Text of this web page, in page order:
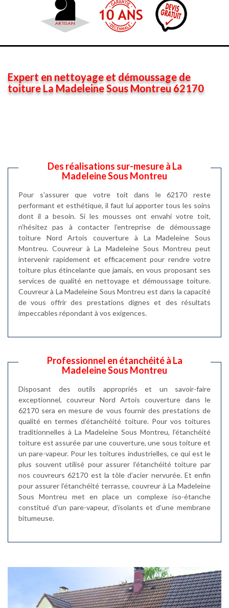
Expert en nettoyage et démoussage de
toiture La Madeleine Sous Montreu 62170
Des réalisations sur-mesure à La
Madeleine Sous Montreu
Pour s’assurer que votre toit dans le 62170 reste
performant et esthétique, il faut lui apporter tous les soins
dont il a besoin. Si les mousses ont envahi votre toit,
n’hésitez pas à contacter l’entreprise de démoussage
toiture Nord Artois couverture à La Madeleine Sous
Montreu. Couvreur à La Madeleine Sous Montreu peut
intervenir rapidement et efficacement pour rendre votre
toiture plus étincelante que jamais, en vous proposant ses
services de qualité en nettoyage et démoussage toiture.
Couvreur à La Madeleine Sous Montreu est dans la capacité
de vous offrir des prestations dignes et des résultats
impeccables répondant à vos exigences.
Professionnel en étanchéité à La
Madeleine Sous Montreu
Disposant des outils appropriés et un savoir-faire
exceptionnel, couvreur Nord Artois couverture dans le
62170 sera en mesure de vous fournir des prestations de
qualité en termes d’étanchéité toiture. Pour vos toitures
traditionnelles à La Madeleine Sous Montreu, l’étanchéité
toiture est assurée par une couverture, une sous toiture et
un pare-vapeur. Pour les toitures industrielles, ce qui est le
plus souvent utilisé pour assurer l’étanchéité toiture par
nos couvreurs 62170 est la tôle d’acier nervurée. Et enfin
pour assurer l’étanchéité terrasse, couvreur à La Madeleine
Sous Montreu met en place un complexe iso-étanche
constitué d’un pare-vapeur, d’isolants et d’une membrane
bitumeuse.